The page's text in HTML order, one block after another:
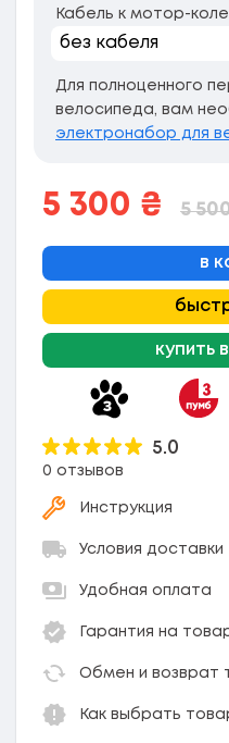
Кабель к мотор-
Для полноценного
велосипеда, вам
электронабор для
5 300 ₴ 5
в
купить
5.0
0 отзывов
Инструкция
Условия доставки
Удобная оплата
Гарантия на
Обмен и возврат
Как выбрать